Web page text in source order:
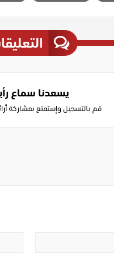
يسعدنا سماع
قم بالتسجيل وإستمتع بمشاركة